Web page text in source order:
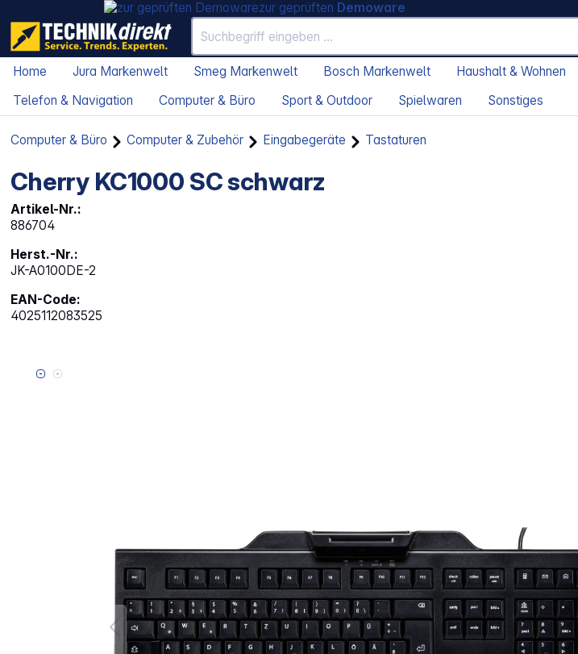
zur geprüften Demoware
Home Jura Markenwelt Smeg Markenwelt Bosch Markenwelt Haushalt & Wohnen
Telefon & Navigation
Computer & Büro Sport & Outdoor Spielwaren Sonstiges
Computer & Büro Computer & Zubehör Eingabegeräte Tastaturen
Cherry KC1000 SC schwarz
Artikel-Nr.:
886704
Herst.-Nr.:
JK-A0100DE-2
EAN-Code:
4025112083525
Bildergalerie überspringen